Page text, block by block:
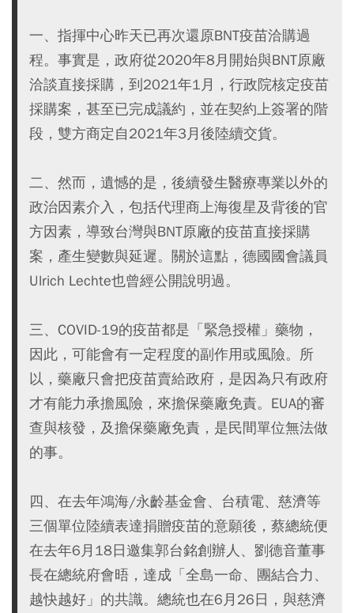
一、指揮中心昨天已再次還原BNT疫苗洽購過
程。事實是，政府從2020年8月開始與BNT原廠
洽談直接採購，到2021年1月，行政院核定疫苗
採購案，甚至已完成議約，並在契約上簽署的階
段，雙方商定自2021年3月後陸續交貨。
二、然而，遺憾的是，後續發生醫療專業以外的
政治因素介入，包括代理商上海復星及背後的官
方因素，導致台灣與BNT原廠的疫苗直接採購
案，產生變數與延遲。關於這點，德國國會議員
Ulrich Lechte也曾經公開說明過。
三、COVID-19的疫苗都是「緊急授權」藥物，
因此，可能會有一定程度的副作用或風險。所
以，藥廠只會把疫苗賣給政府，是因為只有政府
才有能力承擔風險，來擔保藥廠免責。EUA的審
查與核發，及擔保藥廠免責，是民間單位無法做
的事。
四、在去年鴻海/永齡基金會、台積電、慈濟等
三個單位陸續表達捐贈疫苗的意願後，蔡總統便
在去年6月18日邀集郭台銘創辦人、劉德音董事
長在總統府會晤，達成「全島一命、團結合力、
越快越好」的共識。總統也在6月26日，與慈濟